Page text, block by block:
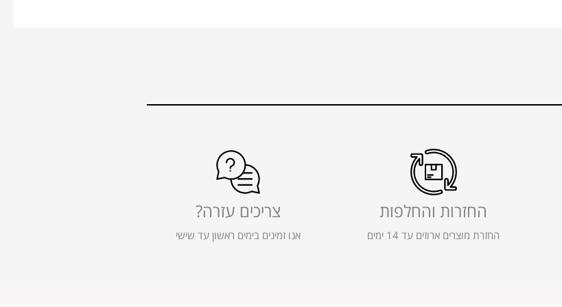
החזרות והחלפות
החזרת מוצרים ארוזים עד 14 ימים
צריכים עזרה?
אנו זמינים בימים ראשון עד שישי